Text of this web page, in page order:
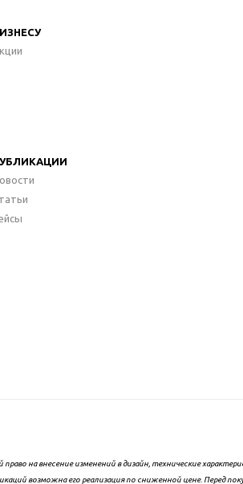
на внесение изменений в дизайн, технические
возможна его реализация по сниженной цене. Перед